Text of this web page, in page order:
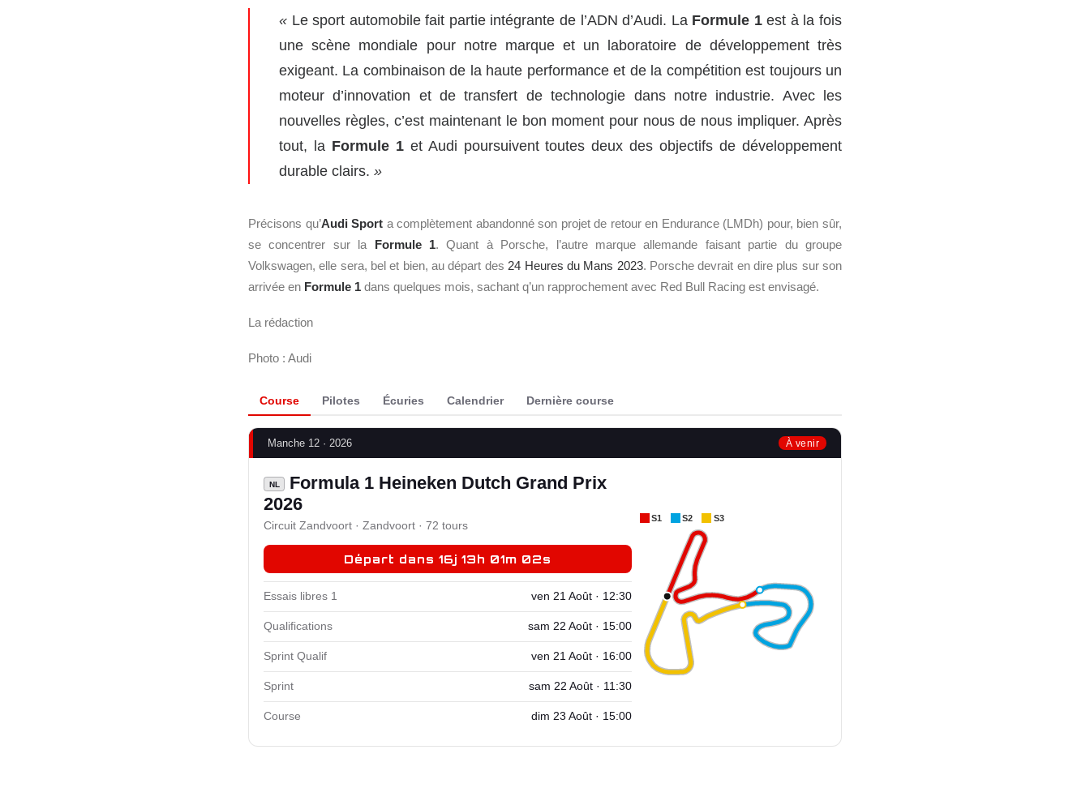
« Le sport automobile fait partie intégrante de l’ADN d’Audi. La Formule 1est à la fois
une scène mondiale pour notre marque et un laboratoire de développement très
exigeant. La combinaison de la haute performance et de la compétition est toujours un
moteur d’innovation et de transfert de technologie dans notre industrie. Avec les
nouvelles règles, c’est maintenant le bon moment pour nous de nous impliquer. Après
tout, la Formule 1et Audi poursuivent toutes deux des objectifs de développement
durable clairs. »
Précisons qu’Audi Sport a complètement abandonné son projet de retour en Endurance (LMDh) pour, bien sûr,
se concentrer sur la Formule 1. Quant à Porsche, l’autre marque allemande faisant partie du groupe
Volkswagen, elle sera, bel et bien, au départ des 24 Heures du Mans 2023. Porsche devrait en dire plus sur son
arrivée en Formule 1 dans quelques mois, sachant q’un rapprochement avec Red Bull Racing est envisagé.
La rédaction
Photo : Audi
Course Pilotes Écuries Calendrier Dernière course
Manche 12 · 2026 À venir
NL
Formula 1 Heineken Dutch Grand Prix
2026
Circuit Zandvoort · Zandvoort · 72 tours
Départ dans 16j 13h 01m 01s
Essais libres 1 ven 21 Août · 12:30
Qualifications sam 22 Août · 15:00
Sprint Qualif ven 21 Août · 16:00
Sprint sam 22 Août · 11:30
Course dim 23 Août · 15:00
S1 S2 S3